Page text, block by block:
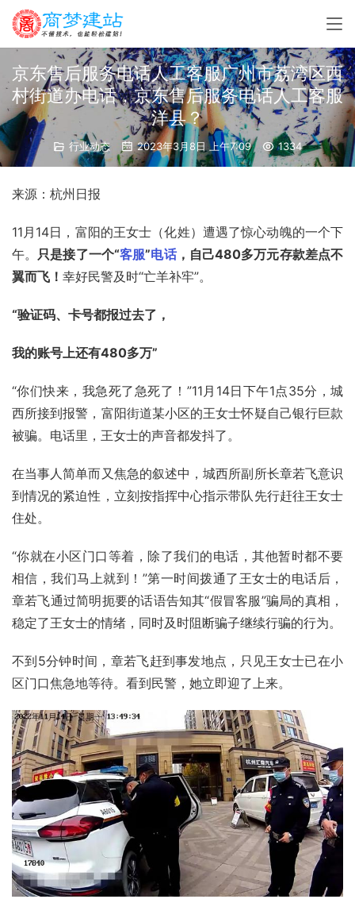
京东售后服务电话人工客服广州市荔湾区西
村街道办电话，京东售后服务电话人工客服
洋县？
行业动态 2023年3月8日 上午7:09 1334
来源：杭州日报
11月14日， 富阳的王女士（化姓）遭遇了惊心动魄的一个下
午。 只是接了一个“客服”电话，自己480多万元存款差点不
翼而飞！ 幸好民警及时“亡羊补牢”。
“验证码、卡号都报过去了，
我的账号上还有480多万”
“你们快来，我急死了急死了！”11月14日下午1点35分，城
西所接到报警，富阳街道某小区的王女士怀疑自己银行巨款
被骗。电话里，王女士的声音都发抖了。
在当事人简单而又焦急的叙述中，城西所副所长章若飞意识
到情况的紧迫性，立刻按指挥中心指示带队先行赶往王女士
住处。
“你就在小区门口等着，除了我们的电话，其他暂时都不要
相信，我们马上就到！”第一时间拨通了王女士的电话后，
章若飞通过简明扼要的话语告知其“假冒客服”骗局的真相，
稳定了王女士的情绪，同时及时阻断骗子继续行骗的行为。
不到5分钟时间，章若飞赶到事发地点，只见王女士已在小
区门口焦急地等待。看到民警，她立即迎了上来。